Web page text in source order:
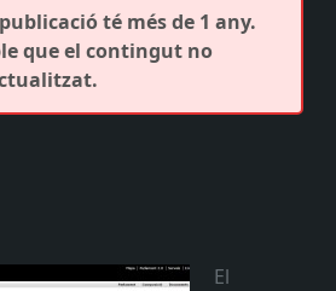
té més de 1 any.
que el contingut no
El